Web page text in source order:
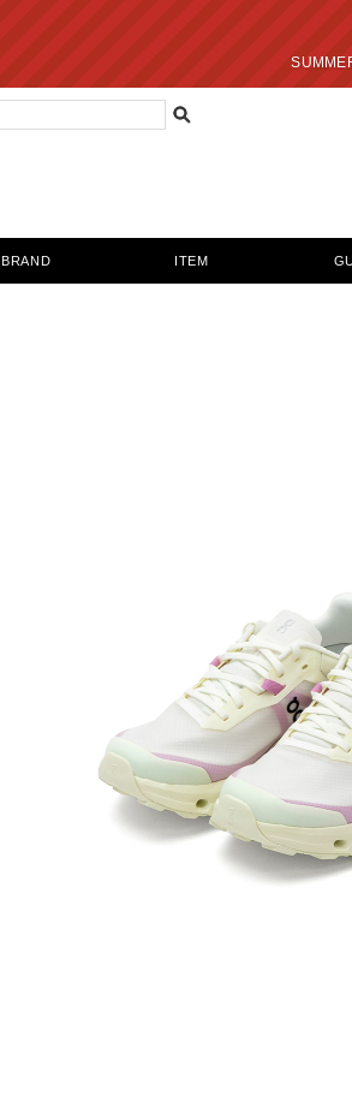
SUMMER SALE 最終プラ
BRAND ITEM